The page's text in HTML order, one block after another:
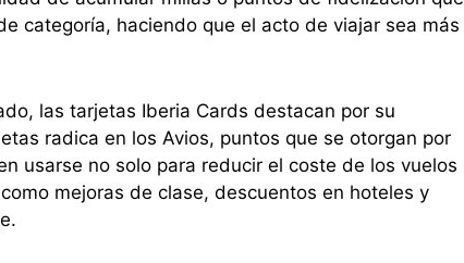
categoría, haciendo que el acto de viajar sea más
las tarjetas Iberia Cards destacan por su
radica en los Avios, puntos que se otorgan por
usarse no solo para reducir el coste de los vuelos
mejoras de clase, descuentos en hoteles y